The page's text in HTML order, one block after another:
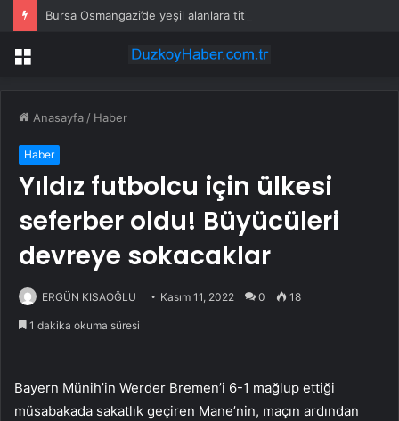
Bursa Osmangazi’de yeşil alanlara titiz koruma
Menü
Anasayfa / Haber
Haber
Yıldız futbolcu için ülkesi
seferber oldu! Büyücüleri
devreye sokacaklar
ERGÜN KISAOĞLU Kasım 11, 2022 0 18
1 dakika okuma süresi
Bayern Münih’in Werder Bremen’i 6-1 mağlup ettiği
müsabakada sakatlık geçiren Mane’nin, maçın ardından